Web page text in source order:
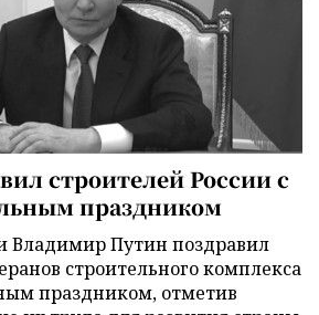
строителей России с
праздником
Владимир Путин поздравил
строительного комплекса
праздником, отметив